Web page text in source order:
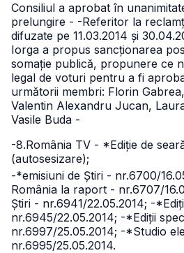
Consiliul a aprobat în
prelungire - -Referitor la
difuzate pe 11.03.2014 și
Iorga a propus sancționarea
somație publică, propunere ce
legal de voturi pentru a fi
următorii membri: Florin
Valentin Alexandru Jucan,
Vasile Buda -
-8.România TV - *Ediție de
(autosesizare);
-*emisiuni de Știri - nr.6700/
România la raport - nr.6707/
Știri - nr.6941/22.05.2014; -
nr.6945/22.05.2014; -*Ediții
nr.6997/25.05.2014; -*Studio
nr.6995/25.05.2014.